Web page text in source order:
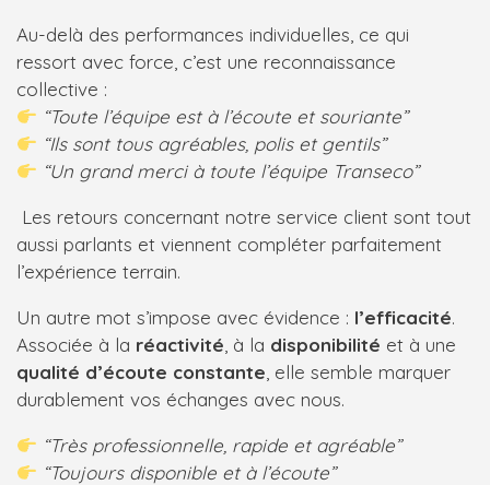
Au-delà des performances individuelles, ce qui
ressort avec force, c’est une reconnaissance
collective :
“Toute l’équipe est à l’écoute et souriante”
“Ils sont tous agréables, polis et gentils”
“Un grand merci à toute l’équipe Transeco”
Les retours concernant notre service client sont tout
aussi parlants et viennent compléter parfaitement
l’expérience terrain.
Un autre mot s’impose avec évidence : l’efficacité.
Associée à la réactivité , à la disponibilité et à une
qualité d’écoute constante , elle semble marquer
durablement vos échanges avec nous.
“Très professionnelle, rapide et agréable”
“Toujours disponible et à l’écoute”